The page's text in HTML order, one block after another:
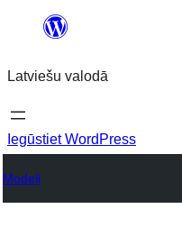
Pāriet
saturu
Latviešu valodā
Iegūstiet WordPress
Modeļi